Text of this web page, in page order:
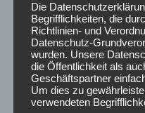
Lob an die heute
Wie man sich gegen einen
oberen Tabellendrittel der
Wehr gesetzt hat und am
kreieren konnte, die einem
ist ein solches Lob auf
Die
Begrifflichkeiten, die
Richtlinien- und
Datenschutz-
wurden. Unsere
die Öffentlichkeit als
Geschäftspartner
Um dies zu
verwendeten